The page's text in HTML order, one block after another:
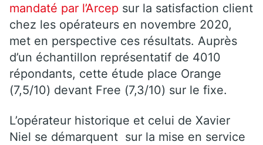
mandaté par l’Arcep sur la satisfaction client
chez les opérateurs en novembre 2020,
met en perspective ces résultats. Auprès
d’un échantillon représentatif de 4010
répondants, cette étude place Orange
(7,5/10) devant Free (7,3/10) sur le fixe.
L’opérateur historique et celui de Xavier
Niel se démarquent sur la mise en service